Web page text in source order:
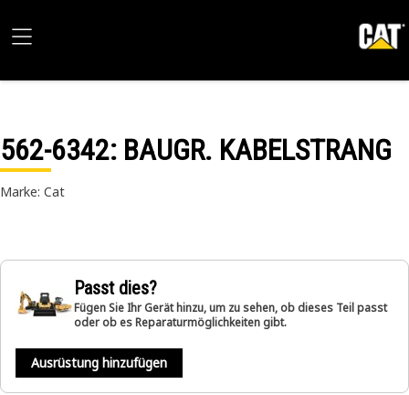
562-6342: BAUGR. KABELSTRANG
Marke: Cat
Passt dies?
Fügen Sie Ihr Gerät hinzu, um zu sehen, ob dieses Teil passt
oder ob es Reparaturmöglichkeiten gibt.
Ausrüstung hinzufügen